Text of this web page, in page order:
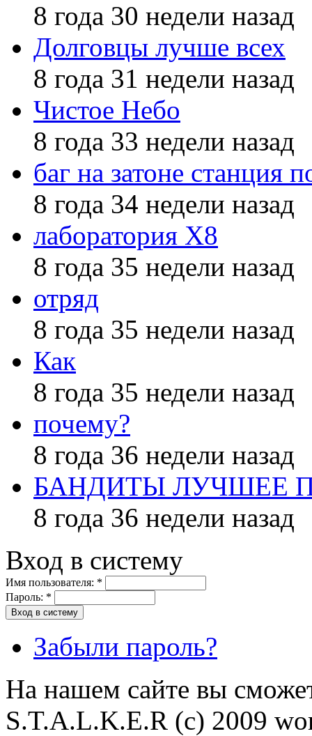
8 года 30 недели назад
Долговцы лучше всех
8 года 31 недели назад
Чистое Небо
8 года 33 недели назад
баг на затоне станция
8 года 34 недели назад
лаборатория X8
8 года 35 недели назад
отряд
8 года 35 недели назад
Как
8 года 35 недели назад
почему?
8 года 36 недели назад
БАНДИТЫ ЛУЧШЕЕ
8 года 36 недели назад
Вход в систему
Имя пользователя: *
Пароль: *
Забыли пароль?
На нашем сайте вы
S.T.A.L.K.E.R (с) 2009